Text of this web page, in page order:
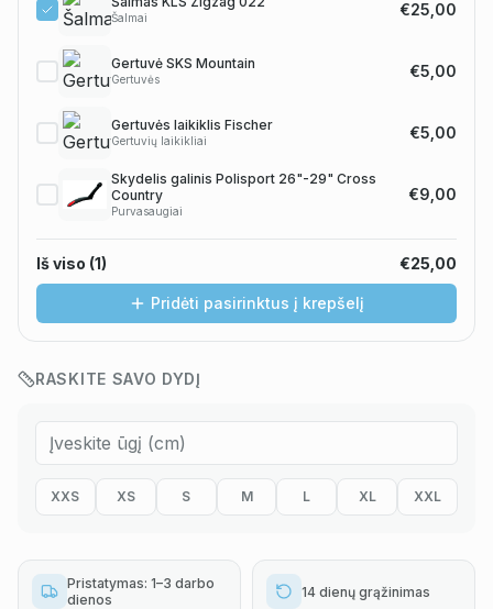
Šalmai €25,00
Gertuvė SKS Mountain
Gertuvės €5,00
Gertuvės laikiklis Fischer
Gertuvių laikikliai €5,00
Skydelis galinis Polisport 26"-29" Cross
Country
Purvasaugiai
€9,00
Iš viso (1) €25,00
Pridėti pasirinktus į krepšelį
RASKITE SAVO DYDĮ
XXS XS S M L XL XXL
Pristatymas: 1–3 darbo
dienos
14 dienų grąžinimas